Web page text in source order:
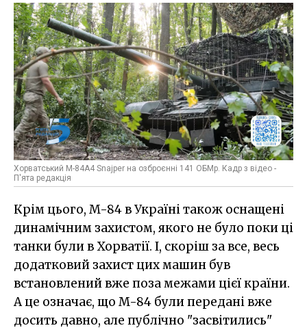
Хорватський M-84A4 Snajper на озброєнні 141 ОБМр. Кадр з відео -
П'ята редакція
Крім цього, M-84 в Україні також оснащені
динамічним захистом, якого не було поки ці
танки були в Хорватії. І, скоріш за все, весь
додатковий захист цих машин був
встановлений вже поза межами цієї країни.
А це означає, що M-84 були передані вже
досить давно, але публічно "засвітились"